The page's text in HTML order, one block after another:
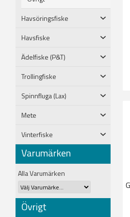
Havsöringsfiske
Havsfiske
Ädelfiske (P&T)
Trollingfiske
Spinnfluga (Lax)
Mete
Vinterfiske
Varumärken
Alla Varumärken
Övrigt